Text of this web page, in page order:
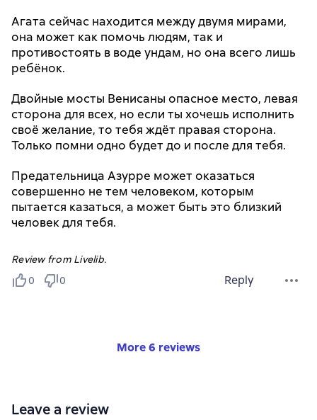
Агата сейчас находится между двумя мирами,
она может как помочь людям, так и
противостоять в воде ундам, но она всего лишь
ребёнок.
Двойные мосты Венисаны опасное место, левая
сторона для всех, но если ты хочешь исполнить
своё желание, то тебя ждёт правая сторона.
Только помни одно будет до и после для тебя.
Предательница Азурре может оказаться
совершенно не тем человеком, которым
пытается казаться, а может быть это близкий
человек для тебя.
Review from Livelib.
0
0 Reply
More 6 reviews
Leave a review